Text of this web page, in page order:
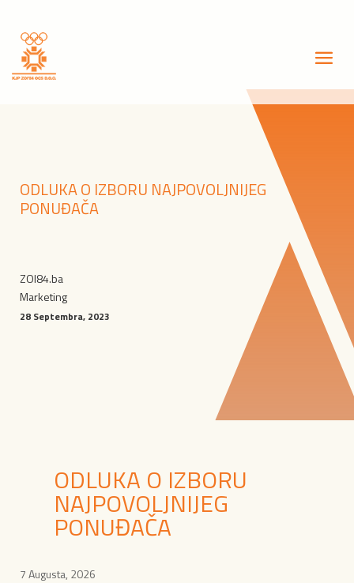
ODLUKA O IZBORU NAJPOVOLJNIJEG
PONUĐAČA
ZOI84.ba
Marketing
28 Septembra, 2023
ODLUKA O IZBORU
NAJPOVOLJNIJEG
PONUĐAČA
7 Augusta, 2026